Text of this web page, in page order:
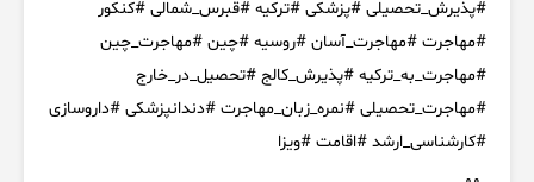
#پذیرش_تحصیلی #پزشکی #ترکیه #قبرس_شمالی #کنکور
#مهاجرت #مهاجرت_آسان #روسیه #چین #مهاجرت_چین
#مهاجرت_به_ترکیه #پذیرش_کالج #تحصیل_در_خارج
#مهاجرت_تحصیلی #نمره_زبان_مهاجرت #دندانپزشکی #داروسازی
#کارشناسی_ارشد #اقامت #ویزا